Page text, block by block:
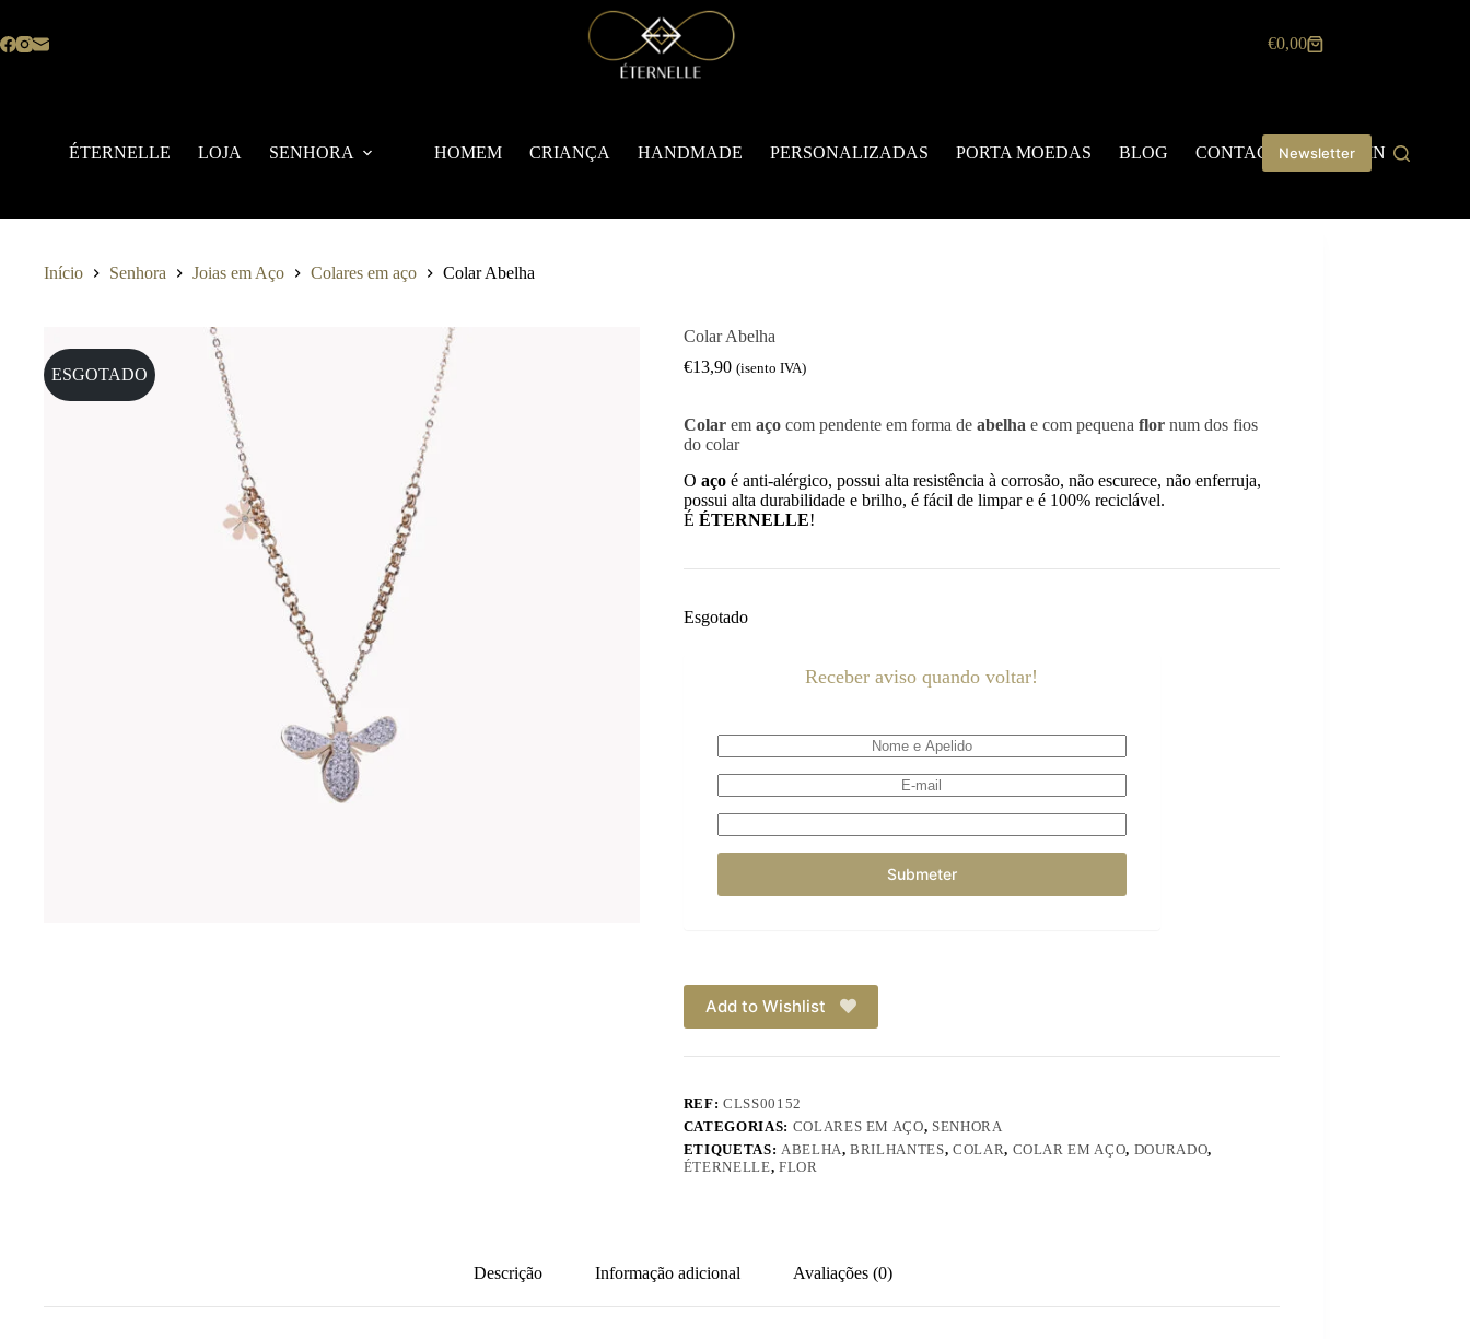
o
Carrinho
€0,00
ÉTERNELLE LOJA SENHORA HOMEM CRIANÇA HANDMADE PERSONALIZADAS PORTA MOEDAS BLOG CONTACTOS LOGIN
Newsletter
Início Senhora Joias em Aço Colares em aço Colar Abelha
ESGOTADO
Colar Abelha
€13,90 (isento IVA)
Colar emaço com pendente em forma de abelha e com pequena flornum dos fios
do colar
O açoé anti-alérgico, possui alta resistência à corrosão, não escurece, não enferruja,
possui alta durabilidade e brilho, é fácil de limpar e é 100% reciclável.
É ÉTERNELLE!
Esgotado
Receber aviso quando voltar!
Add to Wishlist
REF:CLSS00152
CATEGORIAS: COLARES EM AÇO, SENHORA
ETIQUETAS: ABELHA,BRILHANTES, COLAR, COLAR EM AÇO, DOURADO,
ÉTERNELLE, FLOR
Descrição Informação adicional Avaliações (0)